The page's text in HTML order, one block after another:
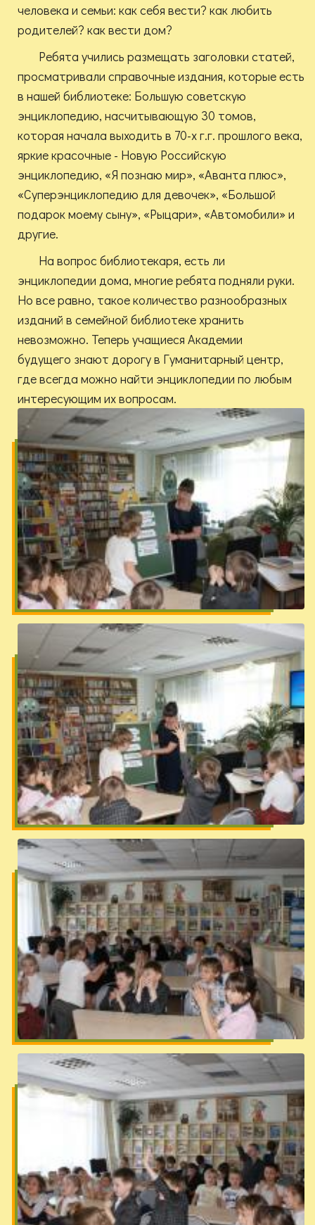
человека и семьи: как себя вести? как любить
родителей? как вести дом?
Ребята учились размещать заголовки статей,
просматривали справочные издания, которые есть
в нашей библиотеке: Большую советскую
энциклопедию, насчитывающую 30 томов,
которая начала выходить в 70-х г.г. прошлого века,
яркие красочные - Новую Российскую
энциклопедию, «Я познаю мир», «Аванта плюс»,
«Суперэнциклопедию для девочек», «Большой
подарок моему сыну», «Рыцари», «Автомобили» и
другие.
На вопрос библиотекаря, есть ли
энциклопедии дома, многие ребята подняли руки.
Но все равно, такое количество разнообразных
изданий в семейной библиотеке хранить
невозможно. Теперь учащиеся Академии
будущего знают дорогу в Гуманитарный центр,
где всегда можно найти энциклопедии по любым
интересующим их вопросам.